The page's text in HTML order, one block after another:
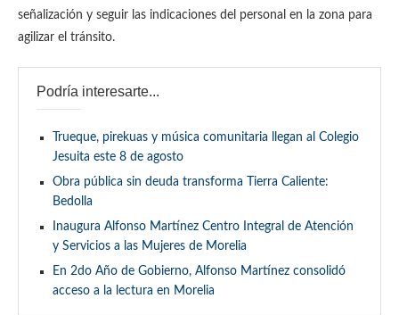
señalización y seguir las indicaciones del personal en la zona para
agilizar el tránsito.
Podría interesarte...
Trueque, pirekuas y música comunitaria llegan al Colegio
Jesuita este 8 de agosto
Obra pública sin deuda transforma Tierra Caliente:
Bedolla
Inaugura Alfonso Martínez Centro Integral de Atención
y Servicios a las Mujeres de Morelia
En 2do Año de Gobierno, Alfonso Martínez consolidó
acceso a la lectura en Morelia